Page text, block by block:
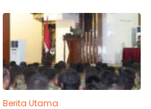
Berita Utama